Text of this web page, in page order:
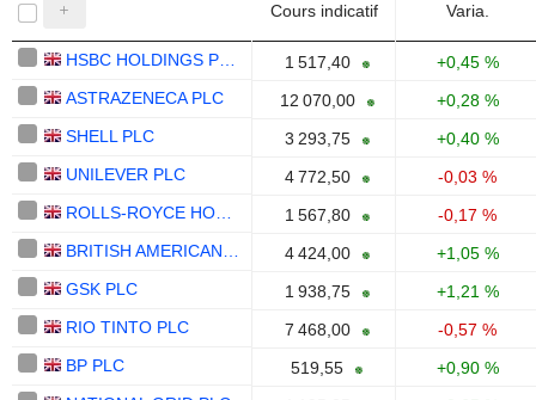
Cours indicatif Varia.
1 517,40
+0,45 %
ASTRAZENECA PLC
12 070,00
+0,28 %
SHELL PLC
3 293,75
+0,40 %
UNILEVER PLC
4 772,50
-0,03 %
1 567,80
-0,17 %
4 424,00
+1,05 %
GSK PLC
1 938,75
+1,21 %
RIO TINTO PLC
7 468,00
-0,57 %
BP PLC
519,55
+0,90 %